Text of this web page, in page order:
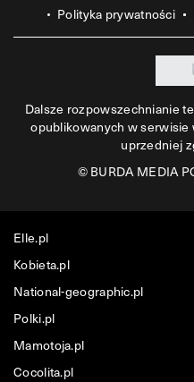
Polityka prywatności
Dalsze rozpowszechnianie
opublikowanych w serwisie
uprzedniej
©BURDA MEDIA
Elle.pl
Kobieta.pl
National-geographic.pl
Polki.pl
Mamotoja.pl
Cocolita.pl